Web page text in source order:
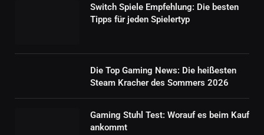
Switch Spiele Empfehlung: Die besten
Tipps für jeden Spielertyp
Die Top Gaming News: Die heißesten
Steam Kracher des Sommers 2026
Gaming Stuhl Test: Worauf es beim Kauf
ankommt